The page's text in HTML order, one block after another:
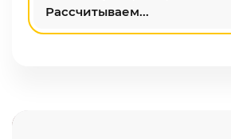
Рассчитываем...